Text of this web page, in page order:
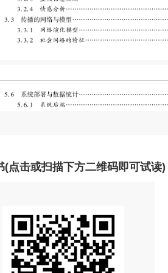
(点击或扫描下方二维码即可试读)